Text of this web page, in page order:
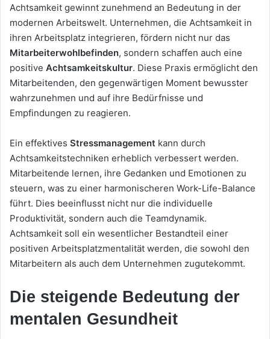
Achtsamkeit gewinnt zunehmend an Bedeutung in der
modernen Arbeitswelt. Unternehmen, die Achtsamkeit in
ihren Arbeitsplatz integrieren, fördern nicht nur das
Mitarbeiterwohlbefinden, sondern schaffen auch eine
positive Achtsamkeitskultur. Diese Praxis ermöglicht den
Mitarbeitenden, den gegenwärtigen Moment bewusster
wahrzunehmen und auf ihre Bedürfnisse und
Empfindungen zu reagieren.
Ein effektives Stressmanagement kann durch
Achtsamkeitstechniken erheblich verbessert werden.
Mitarbeitende lernen, ihre Gedanken und Emotionen zu
steuern, was zu einer harmonischeren Work-Life-Balance
führt. Dies beeinflusst nicht nur die individuelle
Produktivität, sondern auch die Teamdynamik.
Achtsamkeit soll ein wesentlicher Bestandteil einer
positiven Arbeitsplatzmentalität werden, die sowohl den
Mitarbeitern als auch dem Unternehmen zugutekommt.
Die steigende Bedeutung der
mentalen Gesundheit